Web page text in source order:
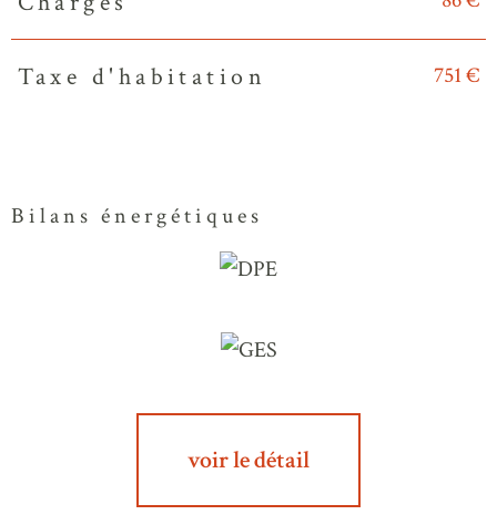
Taxe d'habitation 751 €
Bilans énergétiques
voir le détail